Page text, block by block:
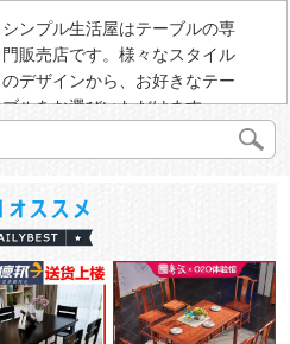
シンプル生活屋はテーブルの専
門販売店です。様々なスタイル
のデザインから、お好きなテー
ブルをお選びいただけます。